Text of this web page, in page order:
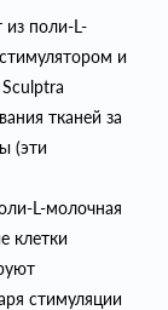
из поли-L-
и
тканей за
(эти
L-молочная
клетки
стимуляции